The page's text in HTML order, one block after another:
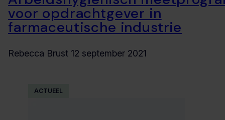
voor opdrachtgever in
farmaceutische industrie
Rebecca Brust 12 september 2021
ACTUEEL